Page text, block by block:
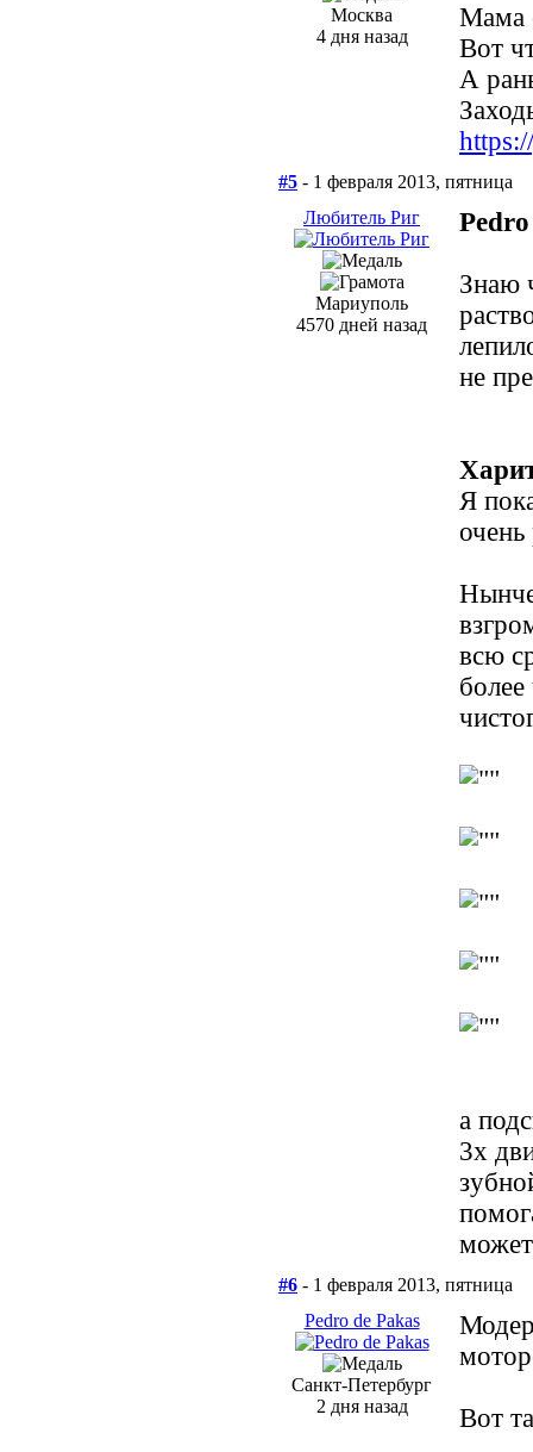
Москва
4 дня назад
Мама
Вот
А
#5 - 1 февраля 2013, пятница
Любитель Риг
Мариуполь
4570 дней назад
Знаю
не
Я
очень
всю
а
3х
#6 - 1 февраля 2013, пятница
Pedro de Pakas
Санкт-Петербург
2 дня назад
Вот